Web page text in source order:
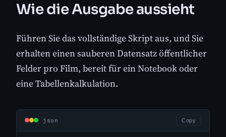
Wie die Ausgabe aussieht
Führen Sie das vollständige Skript aus, und Sie
erhalten einen sauberen Datensatz öffentlicher
Felder pro Film, bereit für ein Notebook oder
eine Tabellenkalkulation.
json Copy